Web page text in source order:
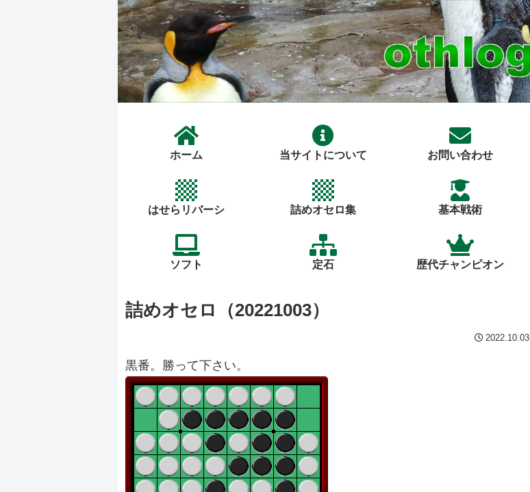
ホーム 当サイトについて お問い合わせ
はせらリバーシ 詰めオセロ集 基本戦術
ソフト 定石 歴代チャンピオン
詰めオセロ（20221003）
2022.10.03
黒番。勝って下さい。